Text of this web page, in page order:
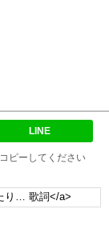
LINE
ピーしてください